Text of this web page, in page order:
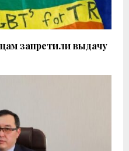
запретили выдачу